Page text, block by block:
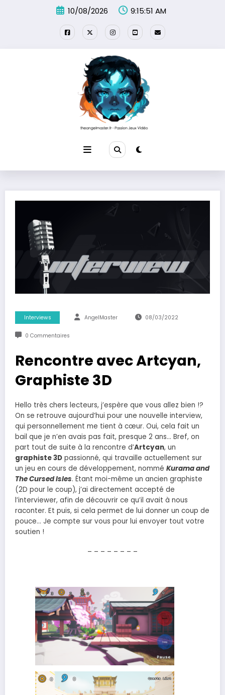
10/08/2026 9:15:53 AM
Interviews AngelMaster 08/03/2022
0 Commentaires
Rencontre avec Artcyan,
Graphiste 3D
Hello très chers lecteurs, j’espère que vous allez bien !?
On se retrouve aujourd’hui pour une nouvelle interview,
qui personnellement me tient à cœur. Oui, cela fait un
bail que je n’en avais pas fait, presque 2 ans… Bref, on
part tout de suite à la rencontre d’Artcyan, un
graphiste 3D passionné, qui travaille actuellement sur
un jeu en cours de développement, nommé Kurama and
The Cursed Isles. Étant moi-même un ancien graphiste
(2D pour le coup), j’ai directement accepté de
l’interviewer, afin de découvrir ce qu’il avait à nous
raconter. Et puis, si cela permet de lui donner un coup de
pouce… Je compte sur vous pour lui envoyer tout votre
soutien !
– – – – – – – –